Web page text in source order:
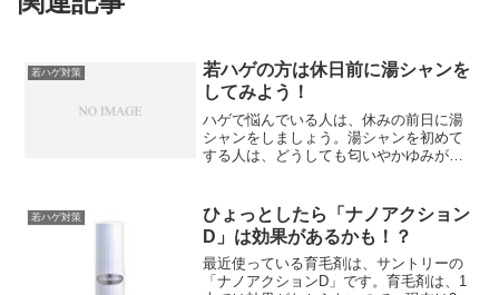
若ハゲ対策
若ハゲの方は休日前に湯シャンを
してみよう！
ハゲで悩んでいる人は、休みの前日に湯
シャンをしましょう。湯シャンを初めて
する人は、どうしても匂いやかゆみが気
日ならそんなにたくさんの人とは合わな
いと思います。
若ハゲ対策
ひょっとしたら「ナノアクション
D」は効果があるかも！？
最近使っている育毛剤は、サントリーの
「ナノアクションD」です。育毛剤は、1